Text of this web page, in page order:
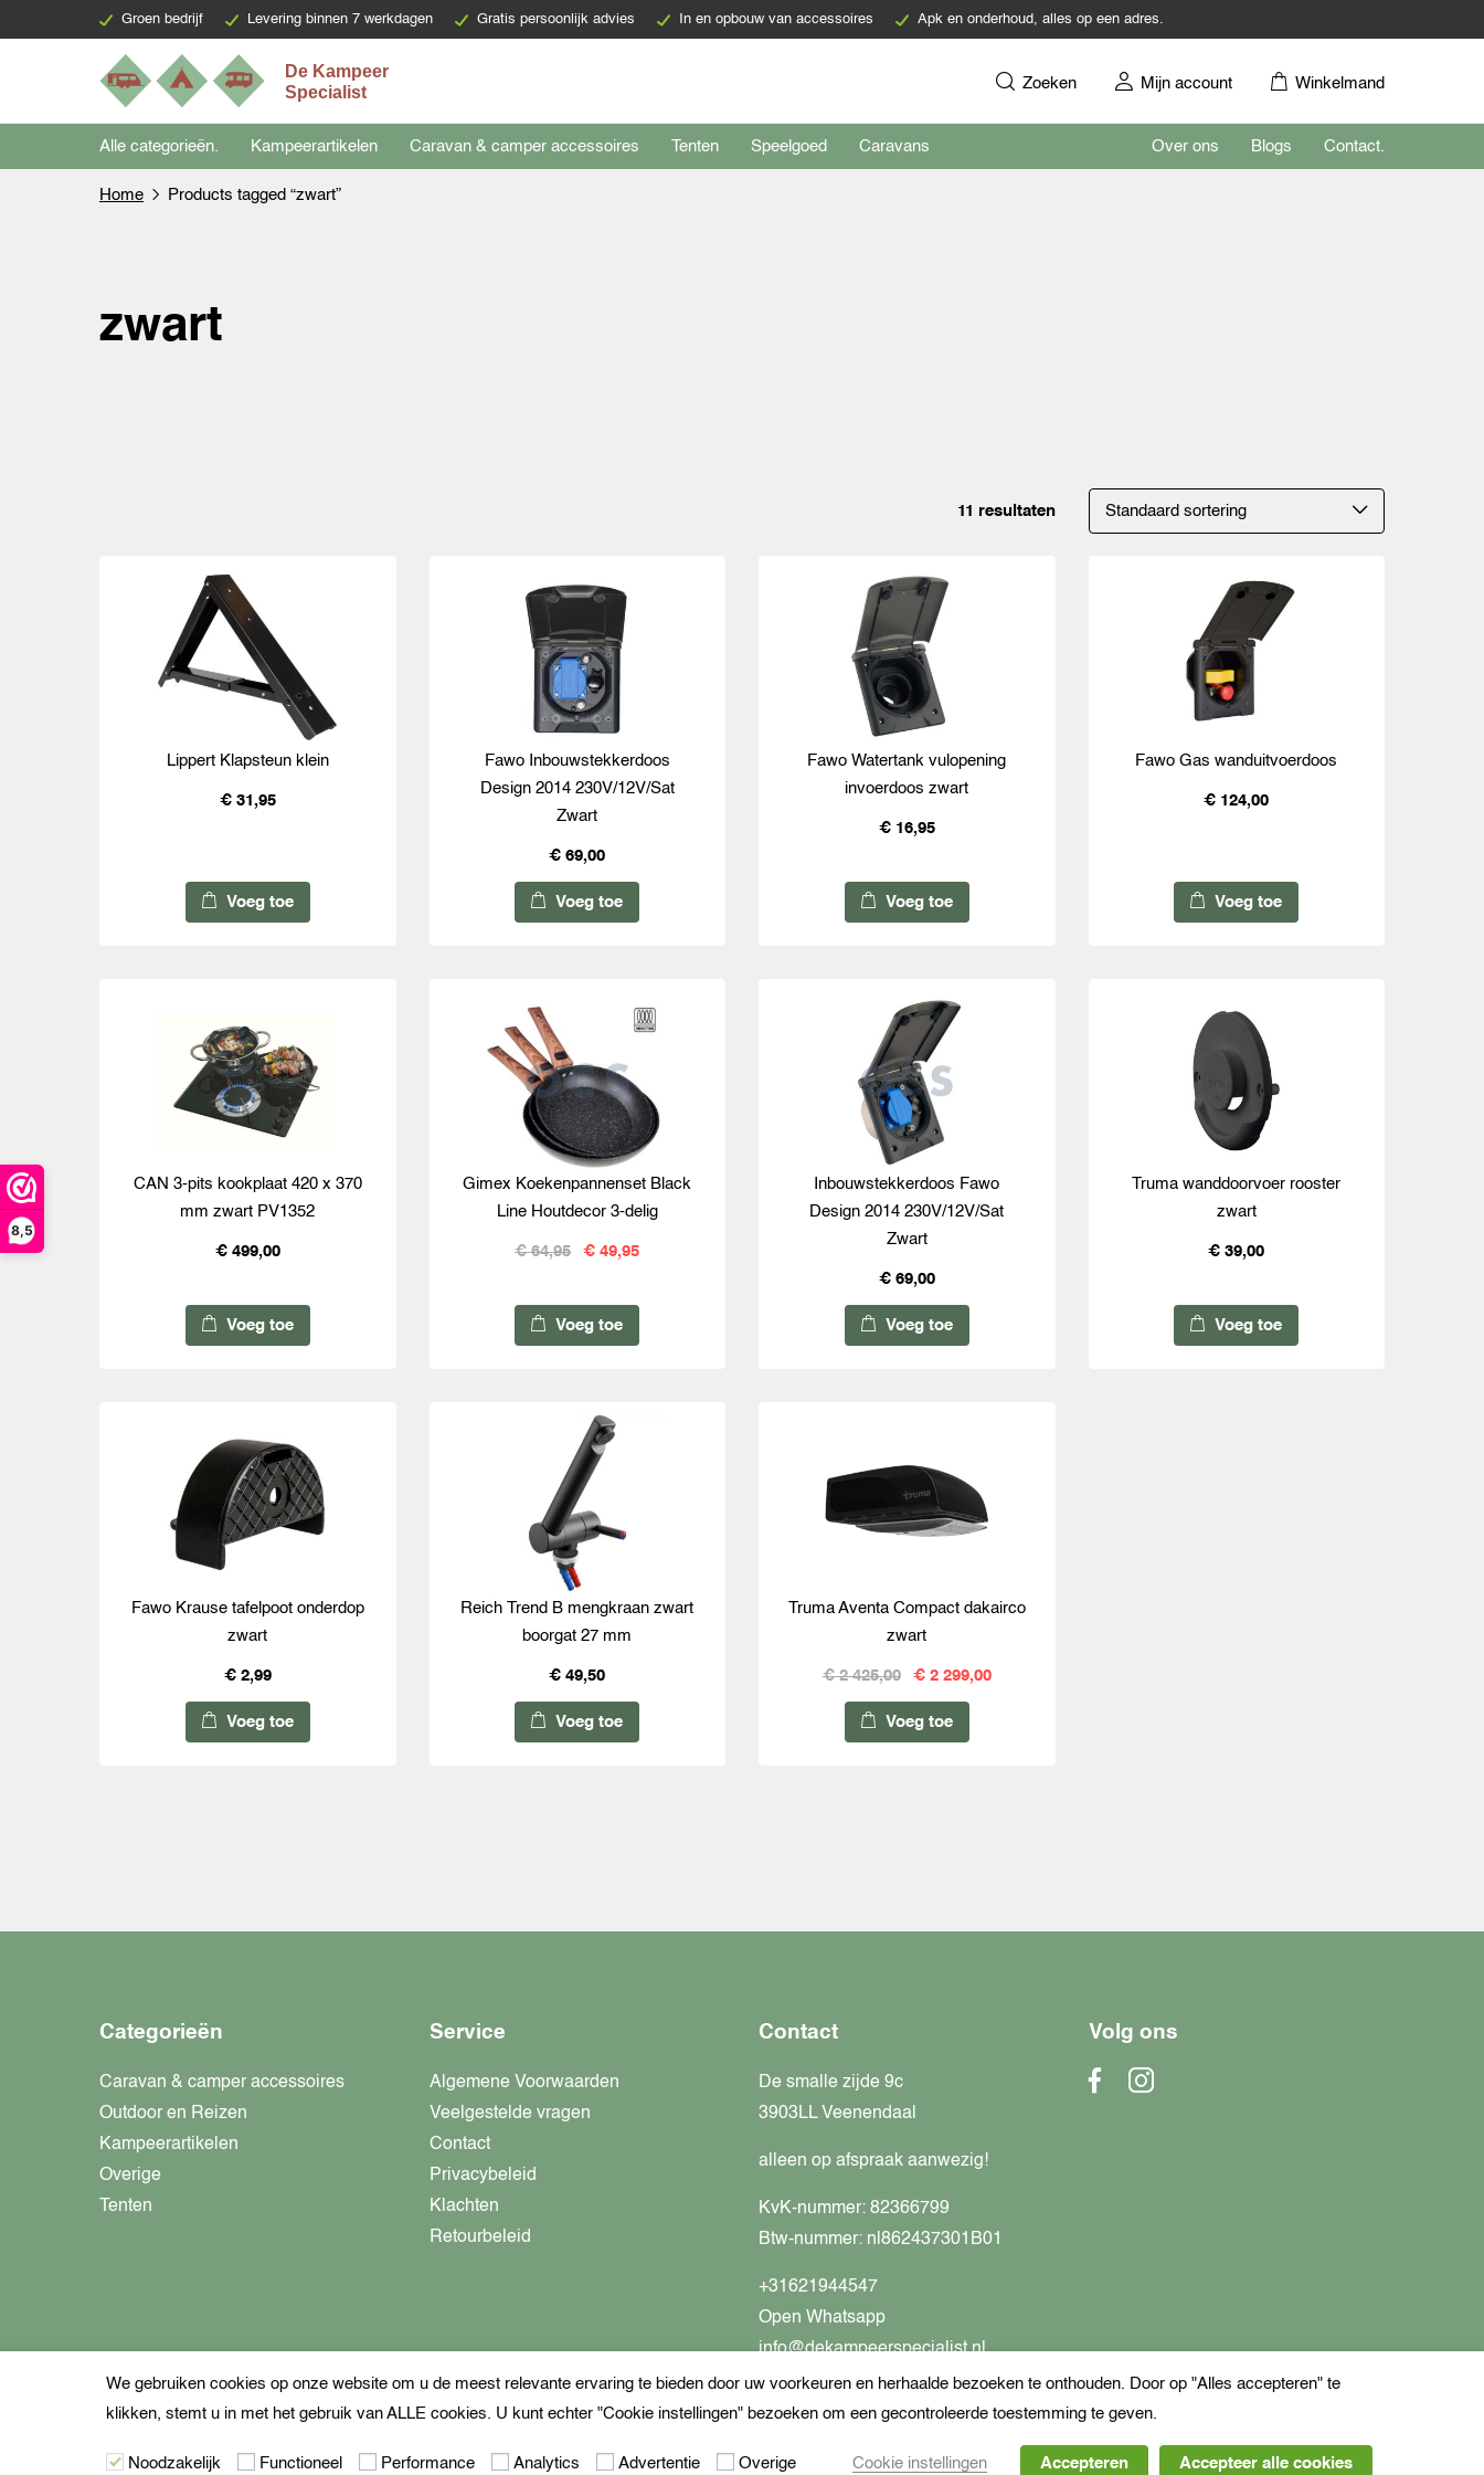
8,5
Groen bedrijf Levering binnen 7 werkdagen Gratis persoonlijk advies In en opbouw van accessoires Apk en onderhoud, alles op een adres.
Zoeken Mijn account Winkelmand
Alle categorieën. Kampeerartikelen Caravan & camper accessoires Tenten Speelgoed Caravans Over ons Blogs Contact.
Home Products tagged “zwart”
zwart
11 resultaten
Lippert Klapsteun klein
€ 31,95
Voeg toe
Fawo Inbouwstekkerdoos
Design 2014 230V/12V/Sat
Zwart
€ 69,00
Voeg toe
Fawo Watertank vulopening
invoerdoos zwart
€ 16,95
Voeg toe
Fawo Gas wanduitvoerdoos
€ 124,00
Voeg toe
CAN 3-pits kookplaat 420 x 370
mm zwart PV1352
€ 499,00
Voeg toe
Gimex Koekenpannenset Black
Line Houtdecor 3-delig
€ 64,95 € 49,95
Voeg toe
Inbouwstekkerdoos Fawo
Design 2014 230V/12V/Sat
Zwart
€ 69,00
Voeg toe
Truma wanddoorvoer rooster
zwart
€ 39,00
Voeg toe
Fawo Krause tafelpoot onderdop
zwart
€ 2,99
Voeg toe
Reich Trend B mengkraan zwart
boorgat 27 mm
€ 49,50
Voeg toe
Truma Aventa Compact dakairco
zwart
€ 2 425,00 € 2 299,00
Voeg toe
Categorieën
Caravan & camper accessoires
Outdoor en Reizen
Kampeerartikelen
Overige
Tenten
Service
Algemene Voorwaarden
Veelgestelde vragen
Contact
Privacybeleid
Klachten
Retourbeleid
Contact
De smalle zijde 9c
3903LL Veenendaal
alleen op afspraak aanwezig!
KvK-nummer: 82366799
Btw-nummer: nl862437301B01
+31621944547
Open Whatsapp
info@dekampeerspecialist.nl
Volg ons
We gebruiken cookies op onze website om u de meest relevante ervaring te bieden door uw voorkeuren en herhaalde bezoeken te onthouden. Door op "Alles accepteren" te
klikken, stemt u in met het gebruik van ALLE cookies. U kunt echter "Cookie instellingen" bezoeken om een gecontroleerde toestemming te geven.
Noodzakelijk Functioneel Performance Analytics Advertentie Overige Cookie instellingen Accepteren Accepteer alle cookies